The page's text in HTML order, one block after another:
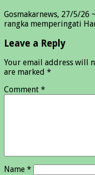
Gosmakarnews, 27/5/26
rangka memperingati
Leave a Reply
Your email address will
are marked *
Comment *
Name *